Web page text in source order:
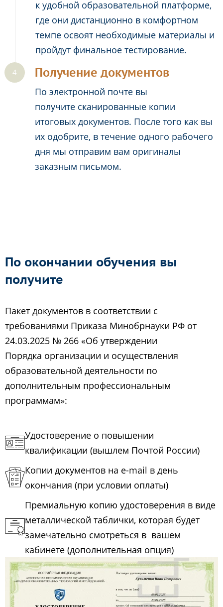
к удобной образовательной платформе,
где они дистанционно в комфортном
темпе освоят необходимые материалы и
пройдут финальное тестирование.
Получение документов
По электронной почте вы
получите сканированные копии
итоговых документов. После того как вы
их одобрите, в течение одного рабочего
дня мы отправим вам оригиналы
заказным письмом.
По окончании обучения вы
получите
Пакет документов в соответствии с
требованиями Приказа Минобрнауки РФ от
24.03.2025 № 266 «Об утверждении
Порядка организации и осуществления
образовательной деятельности по
дополнительным профессиональным
программам»:
Удостоверение о повышении
квалификации (вышлем Почтой России)
Копии документов на e-mail в день
окончания (при условии оплаты)
Премиальную копию удостоверения в виде
металлической таблички, которая будет
замечательно смотреться в вашем
кабинете (дополнительная опция)